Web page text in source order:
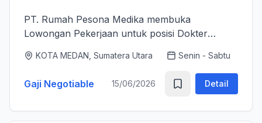
PT. Rumah Pesona Medika membuka
Lowongan Pekerjaan untuk posisi Dokter
layanan medis estetika yang aman, profesional
dan berkualitas tinggi sesuai standar k...
KOTA MEDAN, Sumatera Utara Senin - Sabtu
Gaji Negotiable 15/06/2026 Detail